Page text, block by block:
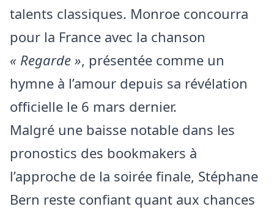
talents classiques. Monroe concourra
pour la France avec la chanson
« Regarde », présentée comme un
hymne à l’amour depuis sa révélation
officielle le 6 mars dernier.
Malgré une baisse notable dans les
pronostics des bookmakers à
l’approche de la soirée finale, Stéphane
Bern reste confiant quant aux chances